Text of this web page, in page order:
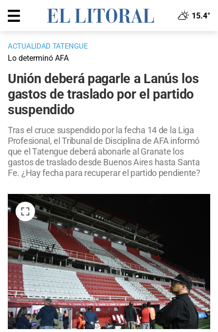
15.4°
ACTUALIDAD TATENGUE
Lo determinó AFA
Unión deberá pagarle a Lanús los
gastos de traslado por el partido
suspendido
Tras el cruce suspendido por la fecha 14 de la Liga
Profesional, el Tribunal de Disciplina de AFA informó
que el Tatengue deberá abonarle al Granate los
gastos de traslado desde Buenos Aires hasta Santa
Fe. ¿Hay fecha para recuperar el partido pendiente?